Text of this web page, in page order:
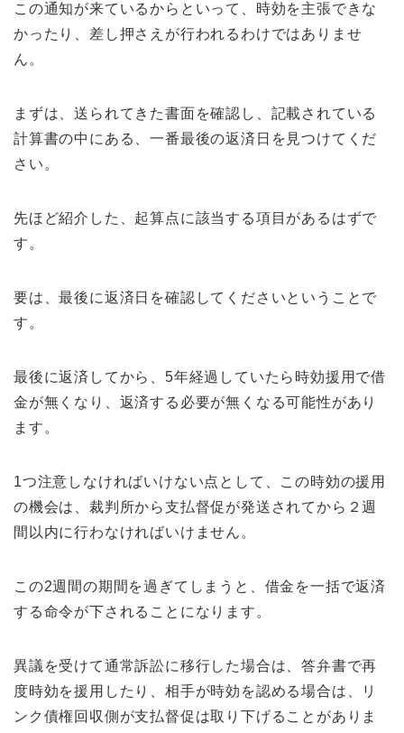
この通知が来ているからといって、時効を主張できな
かったり、差し押さえが行われるわけではありませ
ん。
まずは、送られてきた書面を確認し、記載されている
計算書の中にある、一番最後の返済日を見つけてくだ
さい。
先ほど紹介した、起算点に該当する項目があるはずで
す。
要は、最後に返済日を確認してくださいということで
す。
最後に返済してから、5年経過していたら時効援用で借
金が無くなり、返済する必要が無くなる可能性があり
ます。
1つ注意しなければいけない点として、この時効の援用
の機会は、裁判所から支払督促が発送されてから２週
間以内に行わなければいけません。
この2週間の期間を過ぎてしまうと、借金を一括で返済
する命令が下されることになります。
異議を受けて通常訴訟に移行した場合は、答弁書で再
度時効を援用したり、相手が時効を認める場合は、リ
ンク債権回収側が支払督促は取り下げることがありま